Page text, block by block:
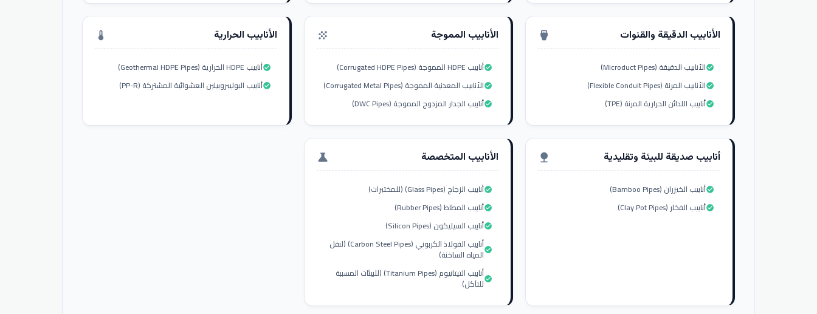
الأنابيب الدقيقة والقنوات settings_input_hdmi
الأنابيب الدقيقة (Microduct Pipes)check_circle
الأنابيب المرنة (Flexible Conduit Pipes)check_circle
أنابيب اللدائن الحرارية المرنة (TPE)check_circle
الأنابيب المموجة grain
أنابيب HDPE المموجة (Corrugated HDPE Pipes)check_circle
الأنابيب المعدنية المموجة (Corrugated Metal Pipes)check_circle
أنابيب الجدار المزدوج المموجة (DWC Pipes)check_circle
الأنابيب الحرارية thermostat
أنابيب HDPE الحرارية (Geothermal HDPE Pipes)check_circle
أنابيب البوليبروبيلين العشوائية المشتركة (PP-R)check_circle
أنابيب صديقة للبيئة وتقليدية nature
أنابيب الخيزران (Bamboo Pipes)check_circle
أنابيب الفخار (Clay Pot Pipes)check_circle
الأنابيب المتخصصة science
أنابيب الزجاج (Glass Pipes) (للمختبرات)check_circle
أنابيب المطاط (Rubber Pipes)check_circle
أنابيب السيليكون (Silicon Pipes)check_circle
أنابيب الفولاذ الكربوني (Carbon Steel Pipes) (لنقل
المياه الساخنة)check_circle
أنابيب التيتانيوم (Titanium Pipes) (للبيئات المسببة
للتآكل)check_circle